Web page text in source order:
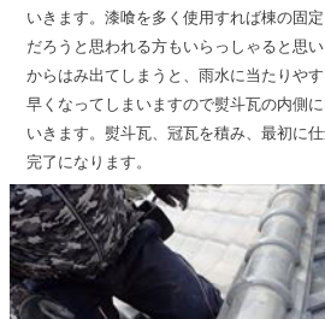
いきます。漆喰を多く使用すれば棟の固
だろうと思われる方もいらっしゃると思
からはみ出てしまうと、雨水に当たりや
早くなってしまいますので熨斗瓦の内側
いきます。熨斗瓦、冠瓦を積み、最初に
完了になります。